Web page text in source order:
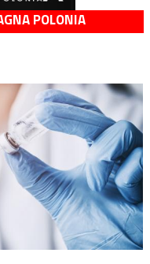
POLONIA